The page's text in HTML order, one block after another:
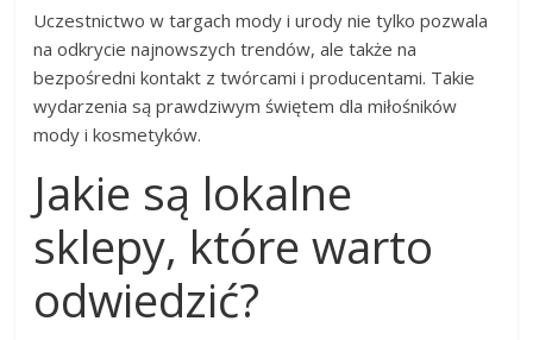
Uczestnictwo w targach mody i urody nie tylko pozwala
na odkrycie najnowszych trendów, ale także na
bezpośredni kontakt z twórcami i producentami. Takie
wydarzenia są prawdziwym świętem dla miłośników
mody i kosmetyków.
Jakie są lokalne
sklepy, które warto
odwiedzić?